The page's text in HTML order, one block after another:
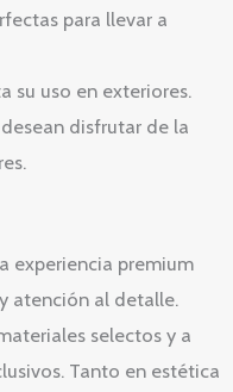
para llevar a
su uso en exteriores.
disfrutar de la
experiencia premium
atención al detalle.
selectos y a
Tanto en estética